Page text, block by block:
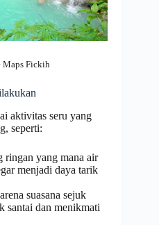
Maps Fickih
aktivitas seru yang
seperti:
ringan yang mana air
menjadi daya tarik
suasana sejuk
santai dan menikmati